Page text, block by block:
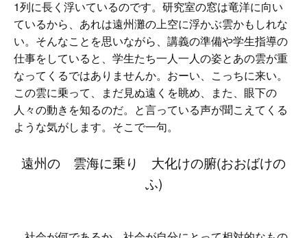
1列に長く浮いているのです。研究室の窓は竜洋に向い
ているから、あれは遠州灘の上空に浮かぶ雲かもしれな
い。そんなことを思いながら、講義の準備や学生指導の
仕事をしていると、学生たち一人一人の姿とあの雲が重
なってくるではありませんか。おーい、こっちに来い。
この雲に乗って、まだ見ぬ遠くを眺め、また、眼下の
人々の動きを知るのだ。と言っている声が聞こえてくる
ような気がします。そこで一句。
遠州の 雲海に乗り 大化けの腑(おおばけの
ふ)